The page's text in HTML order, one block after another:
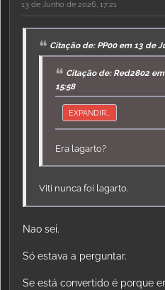
13 de Junho de 2026, 17:21
Citação de: PP00 em 13 de
Citação de: Red2802
15:58
EXPANDIR...
Era lagarto?
Viti nunca foi lagarto.
Nao sei.
Só estava a perguntar.
Se está convertido é porque